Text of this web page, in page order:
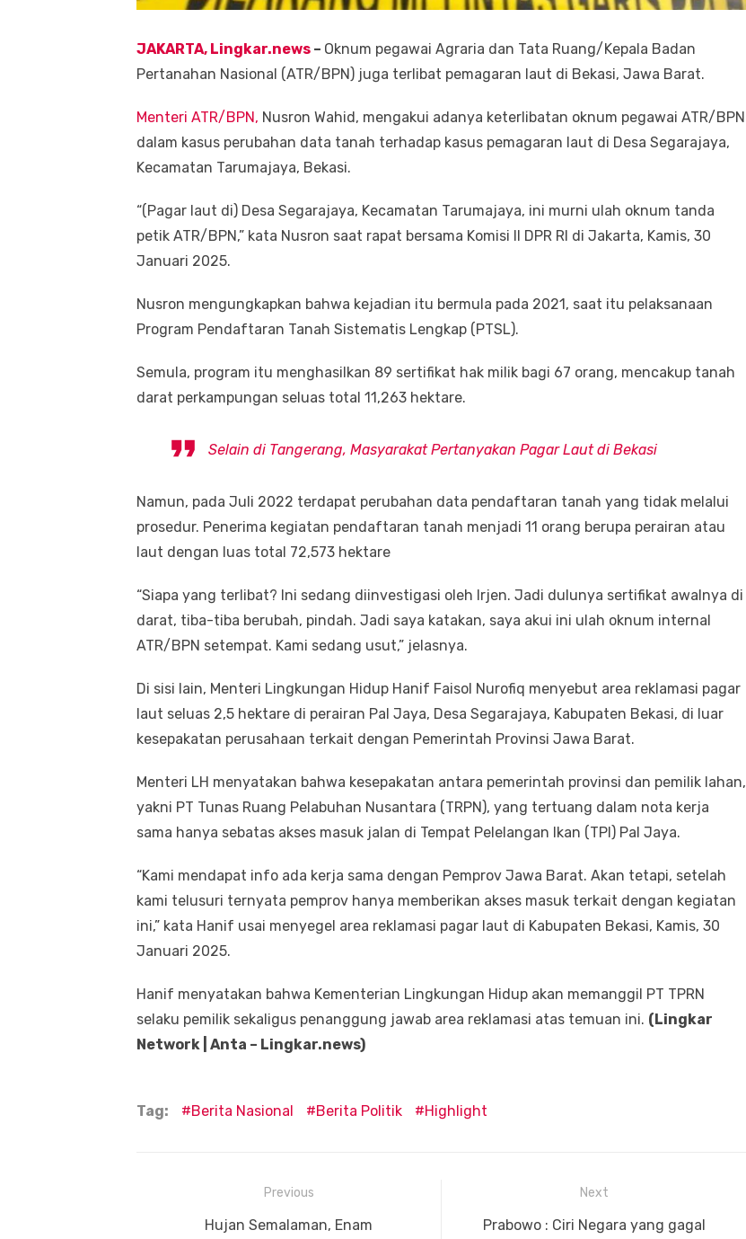
JAKARTA, Lingkar.news – Oknum pegawai Agraria dan Tata Ruang/Kepala Badan
Pertanahan Nasional (ATR/BPN) juga terlibat pemagaran laut di Bekasi, Jawa Barat.
Menteri ATR/BPN, Nusron Wahid, mengakui adanya keterlibatan oknum pegawai ATR/BPN
dalam kasus perubahan data tanah terhadap kasus pemagaran laut di Desa Segarajaya,
Kecamatan Tarumajaya, Bekasi.
“(Pagar laut di) Desa Segarajaya, Kecamatan Tarumajaya, ini murni ulah oknum tanda
petik ATR/BPN,” kata Nusron saat rapat bersama Komisi II DPR RI di Jakarta, Kamis, 30
Januari 2025.
Nusron mengungkapkan bahwa kejadian itu bermula pada 2021, saat itu pelaksanaan
Program Pendaftaran Tanah Sistematis Lengkap (PTSL).
Semula, program itu menghasilkan 89 sertifikat hak milik bagi 67 orang, mencakup tanah
darat perkampungan seluas total 11,263 hektare.
Selain di Tangerang, Masyarakat Pertanyakan Pagar Laut di Bekasi
Namun, pada Juli 2022 terdapat perubahan data pendaftaran tanah yang tidak melalui
prosedur. Penerima kegiatan pendaftaran tanah menjadi 11 orang berupa perairan atau
laut dengan luas total 72,573 hektare
“Siapa yang terlibat? Ini sedang diinvestigasi oleh Irjen. Jadi dulunya sertifikat awalnya di
darat, tiba-tiba berubah, pindah. Jadi saya katakan, saya akui ini ulah oknum internal
ATR/BPN setempat. Kami sedang usut,” jelasnya.
Di sisi lain, Menteri Lingkungan Hidup Hanif Faisol Nurofiq menyebut area reklamasi pagar
laut seluas 2,5 hektare di perairan Pal Jaya, Desa Segarajaya, Kabupaten Bekasi, di luar
kesepakatan perusahaan terkait dengan Pemerintah Provinsi Jawa Barat.
Menteri LH menyatakan bahwa kesepakatan antara pemerintah provinsi dan pemilik lahan,
yakni PT Tunas Ruang Pelabuhan Nusantara (TRPN), yang tertuang dalam nota kerja
sama hanya sebatas akses masuk jalan di Tempat Pelelangan Ikan (TPI) Pal Jaya.
“Kami mendapat info ada kerja sama dengan Pemprov Jawa Barat. Akan tetapi, setelah
kami telusuri ternyata pemprov hanya memberikan akses masuk terkait dengan kegiatan
ini,” kata Hanif usai menyegel area reklamasi pagar laut di Kabupaten Bekasi, Kamis, 30
Januari 2025.
Hanif menyatakan bahwa Kementerian Lingkungan Hidup akan memanggil PT TPRN
selaku pemilik sekaligus penanggung jawab area reklamasi atas temuan ini. (Lingkar
Network | Anta – Lingkar.news)
Tag: Berita Nasional Berita Politik Highlight
Previous
PreviousHujan Semalaman, Enam
Next
Next
Prabowo : Ciri Negara yang gagal